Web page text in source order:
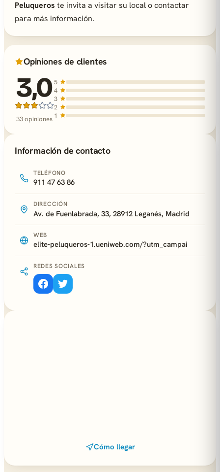
Peluqueros te invita a visitar su local o contactar
para más información.
Opiniones de clientes
3,0
33 opiniones
5
4
3
2
1
Información de contacto
TELÉFONO
911 47 63 86
DIRECCIÓN
Av. de Fuenlabrada, 33, 28912 Leganés, Madrid
WEB
elite-peluqueros-1.ueniweb.com/?utm_campai
REDES SOCIALES
Cómo llegar